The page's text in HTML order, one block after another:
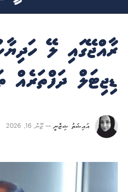
ރާއްޖޭގައި ލޭ
ޑިޖިޓަލް ދަފްތަރެއް
އައިޝަތު ޝިޒްނީ ޖޫން 16, 2026